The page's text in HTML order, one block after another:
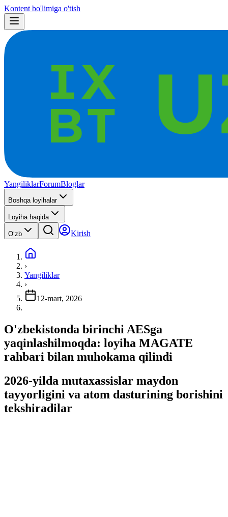
Kontent bo'limiga o'tish
YangiliklarForumBloglar
Boshqa loyihalar
Loyiha haqida
Oʻzb Kirish
›
Yangiliklar
›
12-mart, 2026
O'zbekistonda birinchi AESga
yaqinlashilmoqda: loyiha MAGATE
rahbari bilan muhokama qilindi
2026-yilda mutaxassislar maydon
tayyorligini va atom dasturining borishini
tekshiradilar